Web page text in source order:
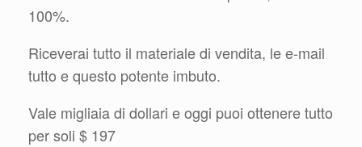
100%.
Riceverai tutto il materiale di vendita, le e-mail
tutto e questo potente imbuto.
Vale migliaia di dollari e oggi puoi ottenere tutto
per soli $ 197